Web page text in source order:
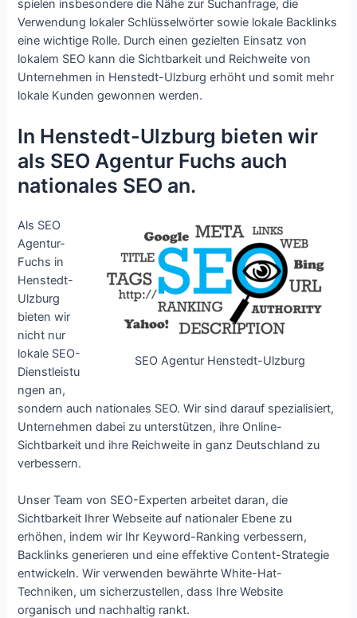
spielen insbesondere die Nähe zur Suchanfrage, die
Verwendung lokaler Schlüsselwörter sowie lokale Backlinks
eine wichtige Rolle. Durch einen gezielten Einsatz von
lokalem SEO kann die Sichtbarkeit und Reichweite von
Unternehmen in Henstedt-Ulzburg erhöht und somit mehr
lokale Kunden gewonnen werden.
In Henstedt-Ulzburg bieten wir
als SEO Agentur Fuchs auch
nationales SEO an.
SEO Agentur Henstedt-Ulzburg
Als SEO
Agentur-
Fuchs in
Henstedt-
Ulzburg
bieten wir
nicht nur
lokale SEO-
Dienstleistu
ngen an,
sondern auch nationales SEO. Wir sind darauf spezialisiert,
Unternehmen dabei zu unterstützen, ihre Online-
Sichtbarkeit und ihre Reichweite in ganz Deutschland zu
verbessern.
Unser Team von SEO-Experten arbeitet daran, die
Sichtbarkeit Ihrer Webseite auf nationaler Ebene zu
erhöhen, indem wir Ihr Keyword-Ranking verbessern,
Backlinks generieren und eine effektive Content-Strategie
entwickeln. Wir verwenden bewährte White-Hat-
Techniken, um sicherzustellen, dass Ihre Website
organisch und nachhaltig rankt.